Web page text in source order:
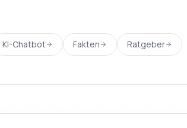
KI-Chatbot Fakten Ratgeber